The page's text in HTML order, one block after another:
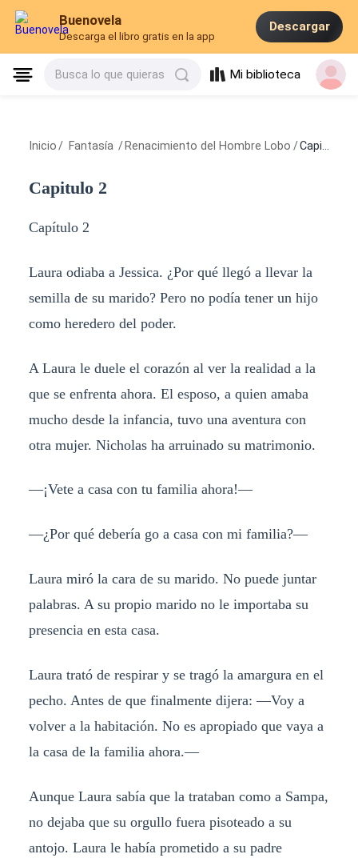
Buenovela
Descarga el libro gratis en la app
Descargar
Busca lo que quieras Mi biblioteca
Inicio / Fantasía / Renacimiento del Hombre Lobo /Capitulo 2
Capitulo 2
Capítulo 2
Laura odiaba a Jessica. ¿Por qué llegó a llevar la
semilla de su marido? Pero no podía tener un hijo
como heredero del poder.
A Laura le duele el corazón al ver la realidad a la
que se enfrenta ahora. El esposo, a quien amaba
mucho desde la infancia, tuvo una aventura con
otra mujer. Nicholas ha arruinado su matrimonio.
—¡Vete a casa con tu familia ahora!—
—¿Por qué debería go a casa con mi familia?—
Laura miró la cara de su marido. No puede juntar
palabras. A su propio marido no le importaba su
presencia en esta casa.
Laura trató de respirar y se tragó la amargura en el
pecho. Antes de que finalmente dijera: —Voy a
volver a la habitación. No es apropiado que vaya a
la casa de la familia ahora.—
Aunque Laura sabía que la trataban como a Sampa,
no dejaba que su orgullo fuera pisoteado a su
antojo. Laura le había prometido a su padre